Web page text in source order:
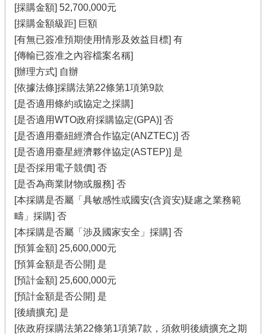
[採購金額] 52,700,000元
[採購金額級距] 巨額
[有無已簽准預期使用情形及效益目標] 有
[傳輸已簽准之內容檔案名稱]
[辦理方式] 自辦
[依據法條]採購法第22條第1項第9款
[是否適用條約或協定之採購]
[是否適用WTO政府採購協定(GPA)] 否
[是否適用臺紐經濟合作協定(ANZTEC)] 否
[是否適用臺星經濟夥伴協定(ASTEP)] 是
[是否採用電子競價] 否
[是否為商業財物或服務] 否
[本採購是否屬「具敏感性或國安(含資安)疑慮之業務範
疇」採購] 否
[本採購是否屬「涉及國家安全」採購] 否
[預算金額] 25,600,000元
[預算金額是否公開] 是
[預計金額] 25,600,000元
[預計金額是否公開] 是
[後續擴充] 是
[依政府採購法第22條第1項第7款，須敘明後續擴充之期